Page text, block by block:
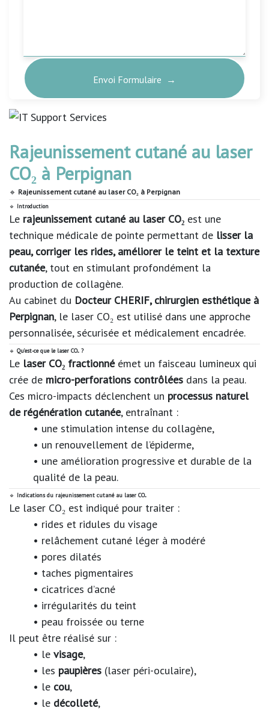
Rajeunissement cutané au laser
CO₂ à Perpignan
🔹 Rajeunissement cutané au laser CO₂ à Perpignan
🔹 Introduction
Le rajeunissement cutané au laser CO₂ est une
technique médicale de pointe permettant de lisser la
peau, corriger les rides, améliorer le teint et la texture
cutanée, tout en stimulant profondément la
production de collagène.
Au cabinet du Docteur CHERIF, chirurgien esthétique à
Perpignan, le laser CO₂ est utilisé dans une approche
personnalisée, sécurisée et médicalement encadrée.
🔹 Qu’est-ce que le laser CO₂ ?
Le laser CO₂ fractionnéémet un faisceau lumineux qui
crée de micro-perforations contrôlées dans la peau.
Ces micro-impacts déclenchent un processus naturel
de régénération cutanée, entraînant :
• une stimulation intense du collagène,
• un renouvellement de l’épiderme,
• une amélioration progressive et durable de la
qualité de la peau.
🔹 Indications du rajeunissement cutané au laser CO₂
Le laser CO₂ est indiqué pour traiter :
• rides et ridules du visage
• relâchement cutané léger à modéré
• pores dilatés
• taches pigmentaires
• cicatrices d’acné
• irrégularités du teint
• peau froissée ou terne
Il peut être réalisé sur :
• le visage,
• les paupières (laser péri-oculaire),
• le cou,
• le décolleté,